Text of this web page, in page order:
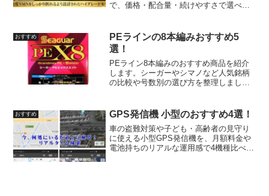
で、価格・配合量・続けやすさで選べる
おすすめ
PEラインの8本編みおすすめ5
選！
PEライン8本編みのおすすめ商品を紹介
します。シーガーやシマノなど人気銘柄
の比較や号数別の選び方を整理しまし
おすすめ GPS発信機 小型のおすすめ4選！
車の盗難対策や子ども・高齢者の見守り
に使える小型GPS発信機を、月額料金や
電池持ちのリアルな運用感で4機種比べて